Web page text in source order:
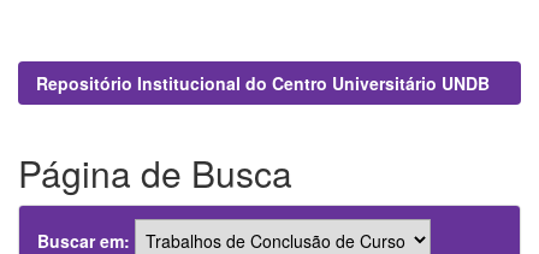
Repositório Institucional do Centro Universitário UNDB
Página de Busca
Buscar em: